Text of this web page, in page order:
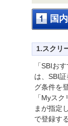
国
1.スクリ
「SBIお
は、SBI
グ条件を
「Myス
まが指定
で登録す